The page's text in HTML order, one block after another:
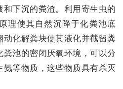
下沉的粪渣。利用寄生虫的
理使其自然沉降于化粪池底
化解粪块使其液化并截留粪
池的密闭厌氧环境，可以分
等物质，这些物质具有杀灭